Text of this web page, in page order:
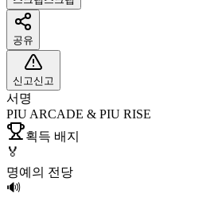
공유
신고신고
서명
PIU ARCADE & PIU RISE
획득 배지
🏅
명예의 전당
🔊